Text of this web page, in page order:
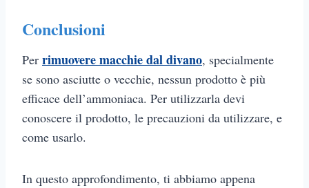
Conclusioni
Per rimuovere macchie dal divano, specialmente
se sono asciutte o vecchie, nessun prodotto è più
efficace dell’ammoniaca. Per utilizzarla devi
conoscere il prodotto, le precauzioni da utilizzare, e
come usarlo.
In questo approfondimento, ti abbiamo appena